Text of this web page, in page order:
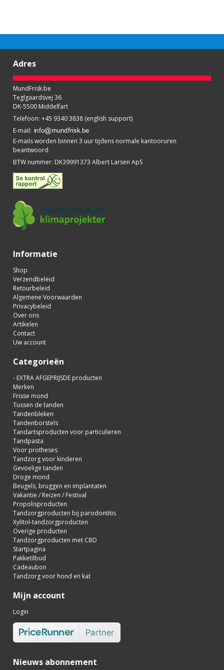
Adres
MundFrisk.be
Teglgaardsvej 36
DK-5500 Middelfart
Telefoon: +45 9340 3838 (english support)
E-mail:
E-mails worden binnen 3 uur tijdens normale kantooruren
beantwoord
BTW nummer: DK39991373 Albert Larsen ApS
Informatie
Shop
Verzendbeleid
Retourbeleid
Algemene Voorwaarden
Privacybeleid
Over ons
Artikelen
Contact
Uw account
Categorieën
- EXTRA AFGEPRIJSDE producten
Merken
Frisse mond
Tussen de tanden
Tandenbleken
Tandenborstels
Tandartsproducten voor particulieren
Tandpasta
Voor protheses
Tandzorg voor kinderen
Gevoelige tanden
Droge mond
Beugels, bruggen en implantaten
Vakantie / Reizen / Festival
Propolisproducten
Tandzorgproducten bij parodontitis
Xylitol-tandzorgproducten
Overige producten
Tandzorgproducten met CBD
Startpagina
Pakketilbud
Cadeaubon
Tandzorg voor hond en kat
Mijn account
Login
Nieuws abonnement